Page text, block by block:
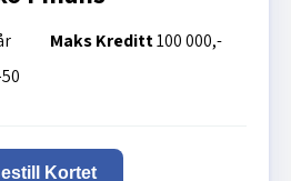
Maks Kreditt100 000,-
Kortet